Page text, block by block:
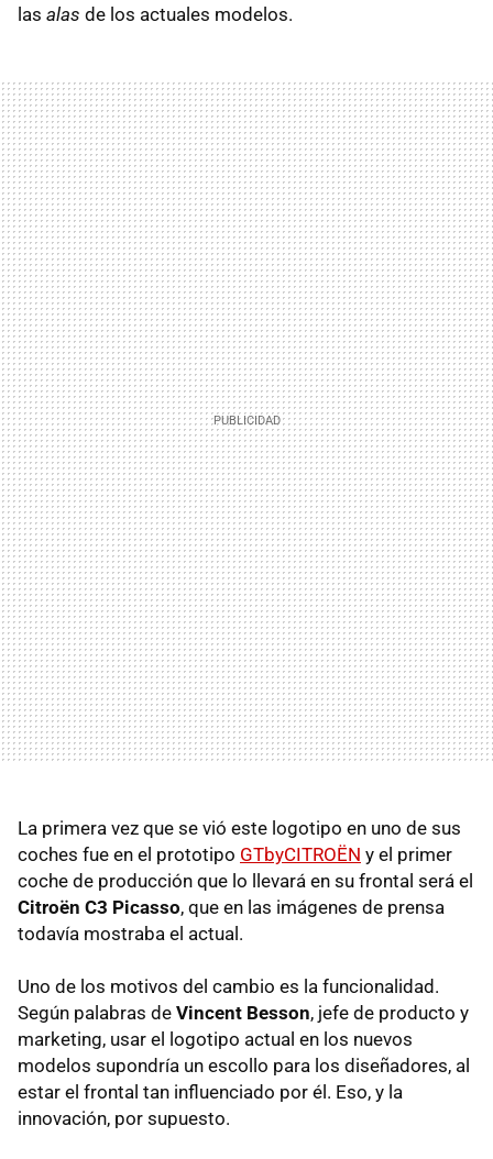
las alas de los actuales modelos.
La primera vez que se vió este logotipo en uno de sus
coches fue en el prototipo GTbyCITROËN y el primer
coche de producción que lo llevará en su frontal será el
Citroën C3 Picasso, que en las imágenes de prensa
todavía mostraba el actual.
Uno de los motivos del cambio es la funcionalidad.
Según palabras de Vincent Besson, jefe de producto y
marketing, usar el logotipo actual en los nuevos
modelos supondría un escollo para los diseñadores, al
estar el frontal tan influenciado por él. Eso, y la
innovación, por supuesto.